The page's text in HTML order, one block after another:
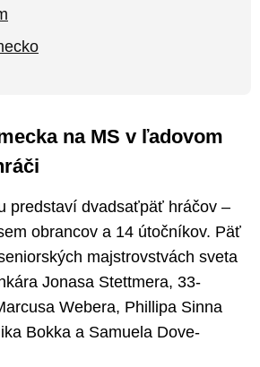
na MS v ľadovom
predstaví dvadsaťpäť hráčov –
obrancov a 14 útočníkov. Päť
majstrovstvách sveta
Jonasa Stettmera, 33-
Webera, Phillipa Sinna
Bokka a Samuela Dove-